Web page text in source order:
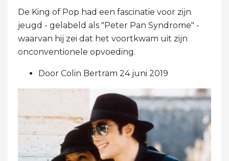
De King of Pop had een fascinatie voor zijn
jeugd - gelabeld als "Peter Pan Syndrome" -
waarvan hij zei dat het voortkwam uit zijn
onconventionele opvoeding.
Door Colin Bertram 24 juni 2019